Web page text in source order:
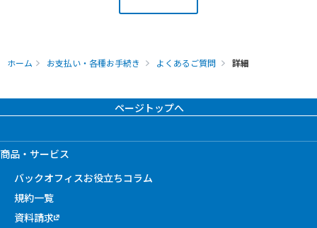
ホーム お支払い・各種お手続き よくあるご質問 詳細
ページトップへ
商品・サービス
バックオフィスお役立ちコラム
規約一覧
資料請求